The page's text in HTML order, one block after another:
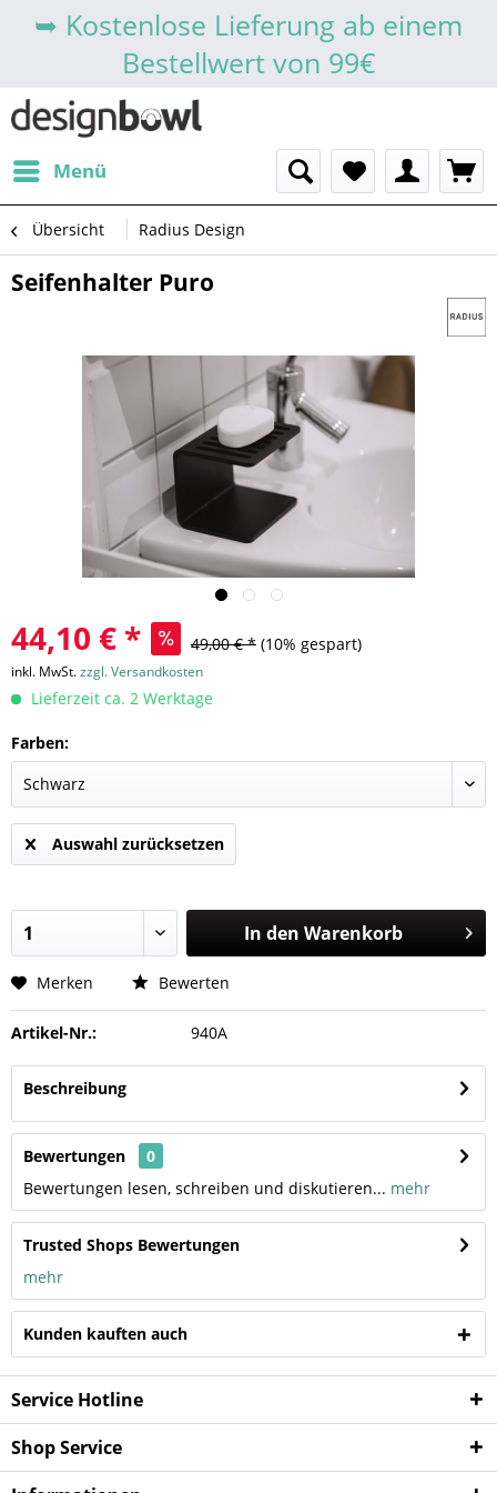
➥ Kostenlose Lieferung ab einem
Bestellwert von 99€
Menü
Übersicht Radius Design
Seifenhalter Puro
44,10 € * 49,00 € * (10% gespart)
inkl. MwSt.zzgl. Versandkosten
Lieferzeit ca. 2 Werktage
Farben:
Auswahl zurücksetzen
In den Warenkorb
Merken Bewerten
Artikel-Nr.: 940A
Beschreibung
Bewertungen
0
Bewertungen lesen, schreiben und diskutieren... mehr
Trusted Shops Bewertungen
mehr
Kunden kauften auch
Service Hotline
Shop Service